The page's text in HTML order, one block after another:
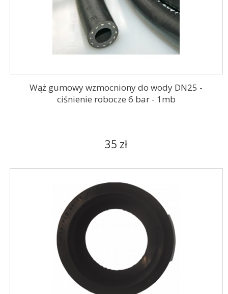
Wąż gumowy wzmocniony do wody DN25 -
ciśnienie robocze 6 bar - 1mb
35 zł